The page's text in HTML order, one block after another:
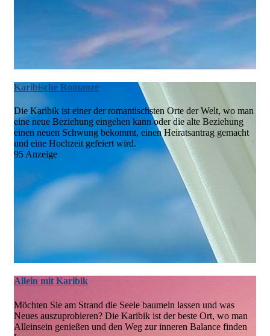
Karibische Romanze
Die Karibik ist einer der romantischsten Orte der Welt, wo man
eine neue Beziehung eingehen kann oder die alte Beziehung
einen neuen Schwung bekommt, einen Heiratsantrag gemacht
und eine Hochzeit gefeiert wird.
95 Anzeige
Allein mit Karibik
Möchten Sie am Strand die Seele baumeln lassen und was
Neues auszuprobieren? Die Karibik ist der beste Ort, wo man
Alleinsein genießen und den Weg zur inneren Balance finden